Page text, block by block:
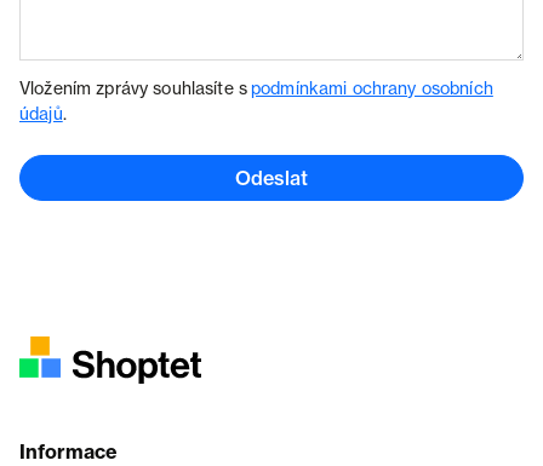
Vložením zprávy souhlasíte spodmínkami ochrany osobních
údajů.
Odeslat
Informace